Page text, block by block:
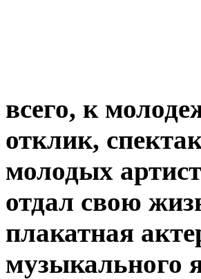
всего, к
отклик,
молодых
отдал свою
плакатная
музыкального